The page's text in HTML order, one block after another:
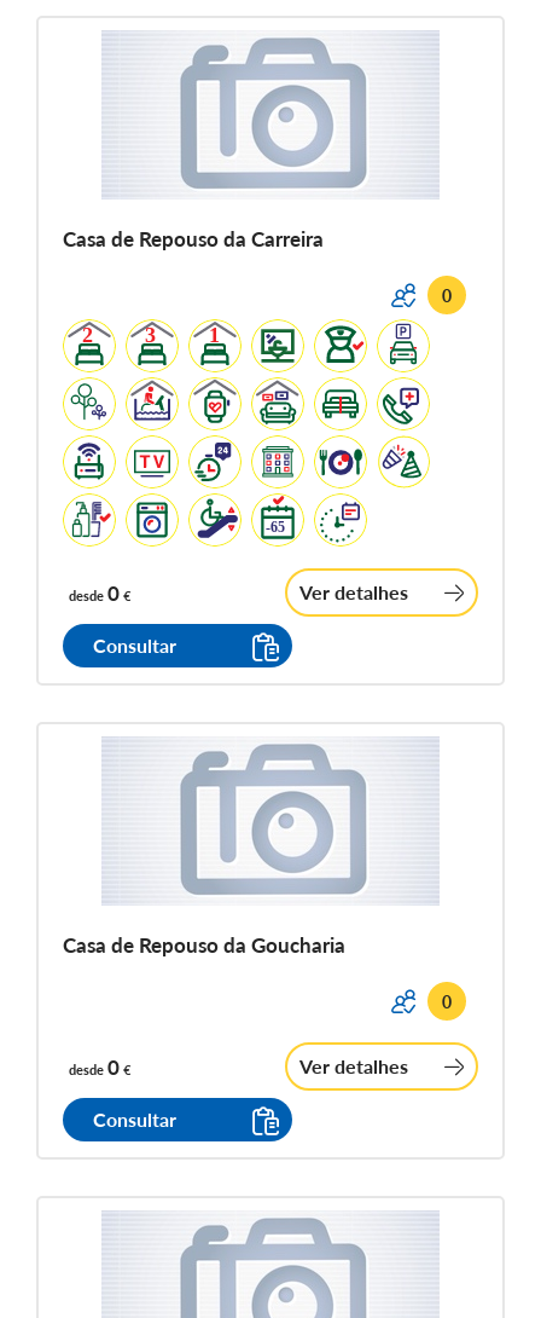
Casa de Repouso da Carreira
0
desde 0 € Ver detalhes
Consultar
Casa de Repouso da Goucharia
0
desde 0 € Ver detalhes
Consultar